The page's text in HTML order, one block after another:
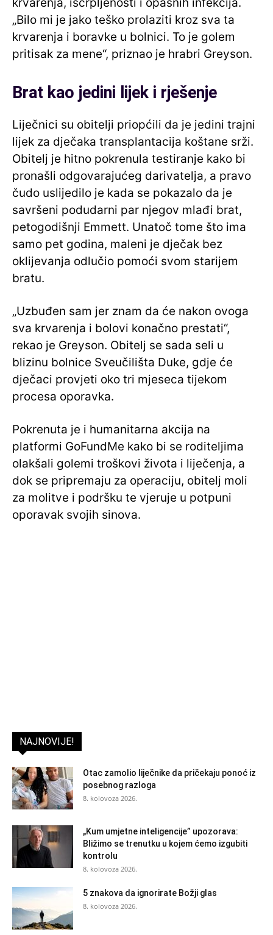
„Bilo mi je jako teško prolaziti kroz sva ta
krvarenja i boravke u bolnici. To je golem
pritisak za mene“, priznao je hrabri Greyson.
Brat kao jedini lijek i rješenje
Liječnici su obitelji priopćili da je jedini trajni
lijek za dječaka transplantacija koštane srži.
Obitelj je hitno pokrenula testiranje kako bi
pronašli odgovarajućeg darivatelja, a pravo
čudo uslijedilo je kada se pokazalo da je
savršeni podudarni par njegov mlađi brat,
petogodišnji Emmett. Unatoč tome što ima
samo pet godina, maleni je dječak bez
oklijevanja odlučio pomoći svom starijem
bratu.
„Uzbuđen sam jer znam da će nakon ovoga
sva krvarenja i bolovi konačno prestati“,
rekao je Greyson. Obitelj se sada seli u
blizinu bolnice Sveučilišta Duke, gdje će
dječaci provjeti oko tri mjeseca tijekom
procesa oporavka.
Pokrenuta je i humanitarna akcija na
platformi GoFundMe kako bi se roditeljima
olakšali golemi troškovi života i liječenja, a
dok se pripremaju za operaciju, obitelj moli
za molitve i podršku te vjeruje u potpuni
oporavak svojih sinova.
NAJNOVIJE!
Otac zamolio liječnike da pričekaju ponoć iz
posebnog razloga
8. kolovoza 2026.
„Kum umjetne inteligencije” upozorava:
Bližimo se trenutku u kojem ćemo izgubiti
kontrolu
8. kolovoza 2026.
5 znakova da ignorirate Božji glas
8. kolovoza 2026.